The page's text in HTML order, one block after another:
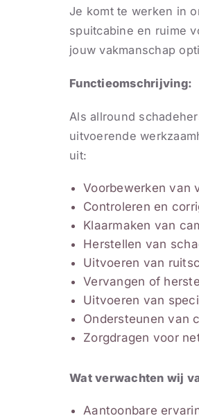
Je komt te werken in
spuitcabine en ruime
jouw vakmanschap
Functieomschrijving:
Als allround
uitvoerende
uit:
Voorbewerken van
Controleren en
Klaarmaken van
Herstellen van
Uitvoeren van
Vervangen of
Uitvoeren van
Ondersteunen van
Zorgdragen voor
Wat verwachten wij
Aantoonbare